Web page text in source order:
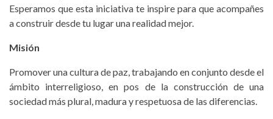
Esperamos que esta iniciativa te inspire para que acompañes
a construir desde tu lugar una realidad mejor.
Misión
Promover una cultura de paz, trabajando en conjunto desde el
ámbito interreligioso, en pos de la construcción de una
sociedad más plural, madura y respetuosa de las diferencias.